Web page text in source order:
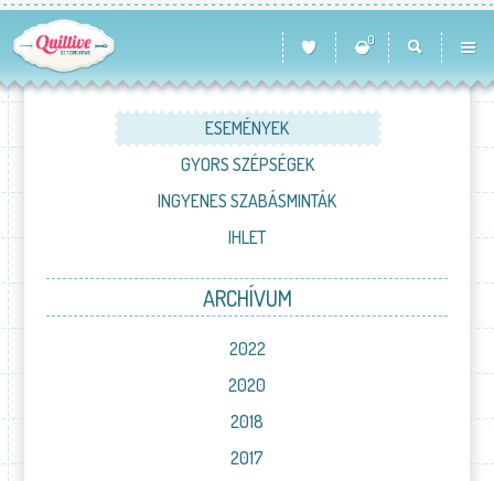
0
ESEMÉNYEK
GYORS SZÉPSÉGEK
INGYENES SZABÁSMINTÁK
IHLET
ARCHÍVUM
2022
2020
2018
2017